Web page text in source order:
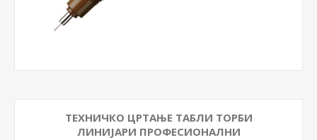
ТЕХНИЧКО ЦРТАЊЕ ТАБЛИ ТОРБИ
ЛИНИЈАРИ ПРОФЕСИОНАЛНИ